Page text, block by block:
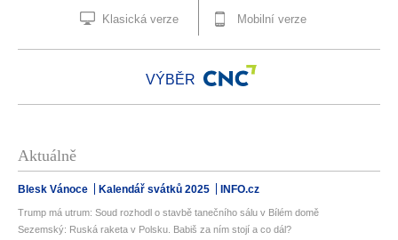
Klasická verze Mobilní verze
VÝBĚR
Aktuálně
Blesk Vánoce Kalendář svátků 2025 INFO.cz
Trump má utrum: Soud rozhodl o stavbě tanečního sálu v Bílém domě
Sezemský: Ruská raketa v Polsku. Babiš za ním stojí a co dál?